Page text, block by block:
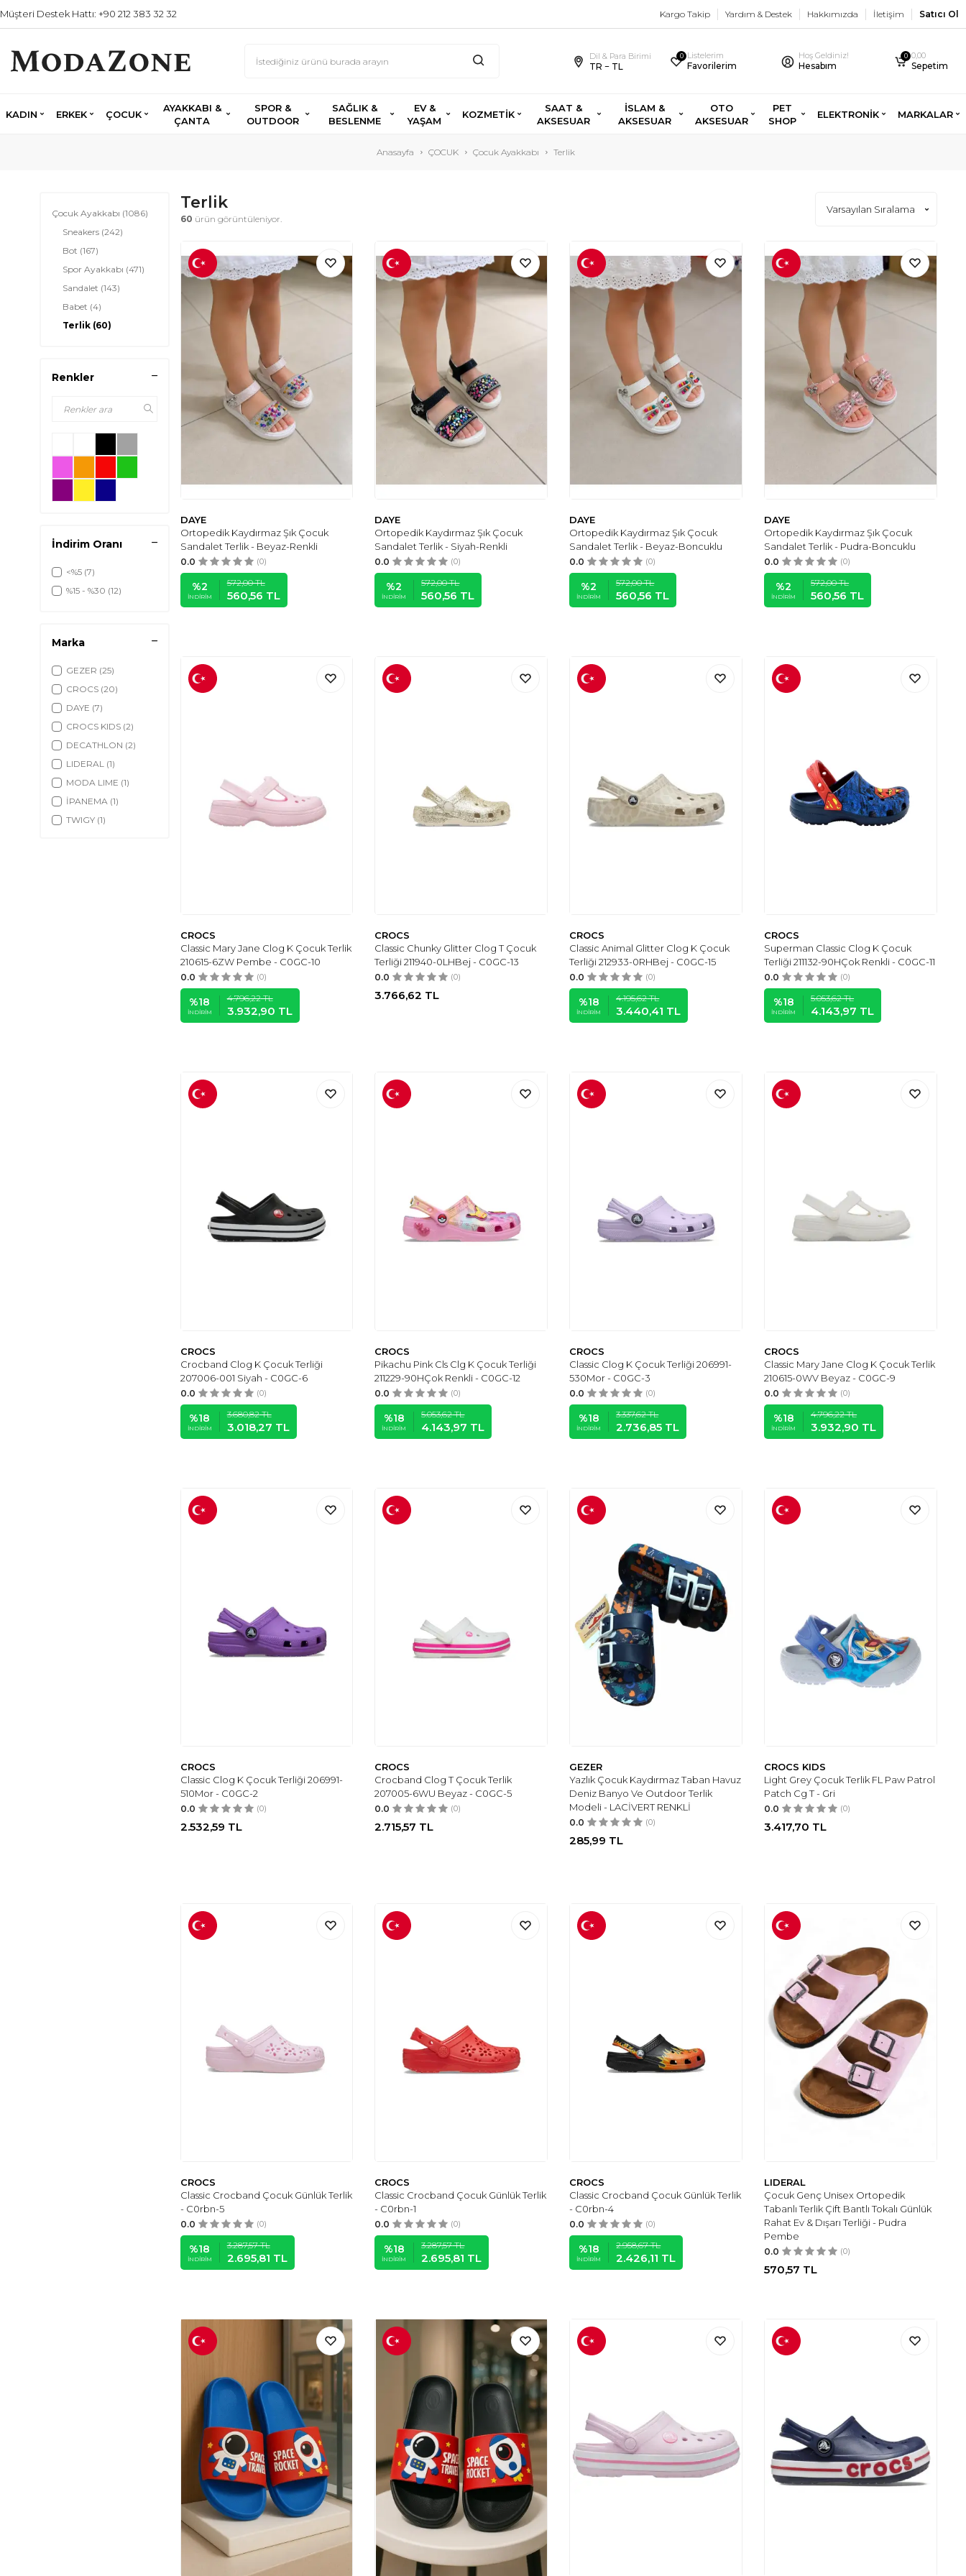
Müşteri Destek Hattı: +90 212 383 32 32 Kargo Takip Yardım & Destek Hakkımızda İletişim Satıcı Ol
Dil & Para Birimi
TR − TL
0 Listelerim
Favorilerim
Hoş Geldiniz!
Hesabım
0 0,00
Sepetim
KADIN ERKEK ÇOCUK
AYAKKABI &
ÇANTA
SPOR &
OUTDOOR
SAĞLIK &
BESLENME
EV &
YAŞAM
KOZMETİK
SAAT &
AKSESUAR
İSLAM &
AKSESUAR
OTO
AKSESUAR
PET
SHOP
ELEKTRONİK MARKALAR
Anasayfa ÇOCUK Çocuk Ayakkabı Terlik
Çocuk Ayakkabı (1086)
Sneakers (242)
Bot (167)
Spor Ayakkabı (471)
Sandalet (143)
Babet (4)
Terlik (60)
Renkler
İndirim Oranı
<%5 (7)
%15 - %30 (12)
Marka
GEZER (25)
CROCS (20)
DAYE (7)
CROCS KIDS (2)
DECATHLON (2)
LIDERAL (1)
MODA LIME (1)
İPANEMA (1)
TWIGY (1)
Terlik
60 ürün görüntüleniyor.
DAYE
Ortopedik Kaydırmaz Şık Çocuk
Sandalet Terlik - Beyaz-Renkli
0.0 (0)
%2
İNDIRIM
572,00TL
560,56 TL
DAYE
Ortopedik Kaydırmaz Şık Çocuk
Sandalet Terlik - Siyah-Renkli
0.0 (0)
%2
İNDIRIM
572,00TL
560,56 TL
DAYE
Ortopedik Kaydırmaz Şık Çocuk
Sandalet Terlik - Beyaz-Boncuklu
0.0 (0)
%2
İNDIRIM
572,00TL
560,56 TL
DAYE
Ortopedik Kaydırmaz Şık Çocuk
Sandalet Terlik - Pudra-Boncuklu
0.0 (0)
%2
İNDIRIM
572,00TL
560,56 TL
CROCS
Classic Mary Jane Clog K Çocuk Terlik
210615-6ZW Pembe - C0GC-10
0.0 (0)
%18
İNDIRIM
4.796,22TL
3.932,90 TL
CROCS
Classic Chunky Glitter Clog T Çocuk
Terliği 211940-0LHBej - C0GC-13
0.0 (0)
3.766,62 TL
CROCS
Classic Animal Glitter Clog K Çocuk
Terliği 212933-0RHBej - C0GC-15
0.0 (0)
%18
İNDIRIM
4.195,62TL
3.440,41 TL
CROCS
Superman Classic Clog K Çocuk
Terliği 211132-90HÇok Renkli - C0GC-11
0.0 (0)
%18
İNDIRIM
5.053,62TL
4.143,97 TL
CROCS
Crocband Clog K Çocuk Terliği
207006-001 Siyah - C0GC-6
0.0 (0)
%18
İNDIRIM
3.680,82TL
3.018,27 TL
CROCS
Pikachu Pink Cls Clg K Çocuk Terliği
211229-90HÇok Renkli - C0GC-12
0.0 (0)
%18
İNDIRIM
5.053,62TL
4.143,97 TL
CROCS
Classic Clog K Çocuk Terliği 206991-
530Mor - C0GC-3
0.0 (0)
%18
İNDIRIM
3.337,62TL
2.736,85 TL
CROCS
Classic Mary Jane Clog K Çocuk Terlik
210615-0WV Beyaz - C0GC-9
0.0 (0)
%18
İNDIRIM
4.796,22TL
3.932,90 TL
CROCS
Classic Clog K Çocuk Terliği 206991-
510Mor - C0GC-2
0.0 (0)
2.532,59 TL
CROCS
Crocband Clog T Çocuk Terlik
207005-6WU Beyaz - C0GC-5
0.0 (0)
2.715,57 TL
GEZER
Yazlık Çocuk Kaydırmaz Taban Havuz
Deniz Banyo Ve Outdoor Terlik
Modeli - LACİVERT RENKLİ
0.0 (0)
285,99 TL
CROCS KIDS
Light Grey Çocuk Terlik FL Paw Patrol
Patch Cg T - Gri
0.0 (0)
3.417,70 TL
CROCS
Classic Crocband Çocuk Günlük Terlik
- C0rbn-5
0.0 (0)
%18
İNDIRIM
3.287,57TL
2.695,81 TL
CROCS
Classic Crocband Çocuk Günlük Terlik
- C0rbn-1
0.0 (0)
%18
İNDIRIM
3.287,57TL
2.695,81 TL
CROCS
Classic Crocband Çocuk Günlük Terlik
- C0rbn-4
0.0 (0)
%18
İNDIRIM
2.958,67TL
2.426,11 TL
LIDERAL
Çocuk Genç Unisex Ortopedik
Tabanlı Terlik Çift Bantlı Tokalı Günlük
Rahat Ev & Dışarı Terliği - Pudra
Pembe
0.0 (0)
570,57 TL